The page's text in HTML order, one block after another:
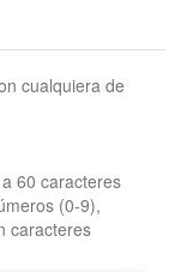
cualquiera de
60 caracteres
(0-9),
caracteres